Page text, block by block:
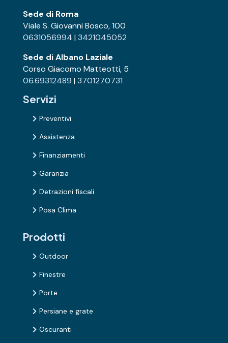
Sede di Roma
Viale S. Giovanni Bosco, 100
0631056994 | 3421045052
Sede di Albano Laziale
Corso Giacomo Matteotti, 5
06.69312489 | 3701270731
Servizi
 Preventivi
 Assistenza
 Finanziamenti
 Garanzia
 Detrazioni fiscali
 Posa Clima
Prodotti
 Outdoor
 Finestre
 Porte
 Persiane e grate
 Oscuranti